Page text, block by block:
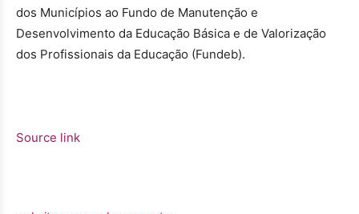
dos Municípios ao Fundo de Manutenção e
Desenvolvimento da Educação Básica e de Valorização
dos Profissionais da Educação (Fundeb).
Source link